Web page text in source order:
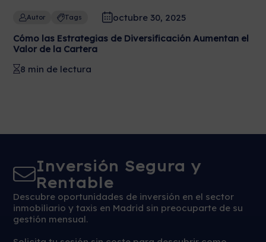
Autor Tags
octubre 30, 2025
Cómo las Estrategias de Diversificación Aumentan el
Valor de la Cartera
8 min de lectura
Inversión Segura y
Rentable
Descubre oportunidades de inversión en el sector
inmobiliario y taxis en Madrid sin preocuparte de su
gestión mensual.